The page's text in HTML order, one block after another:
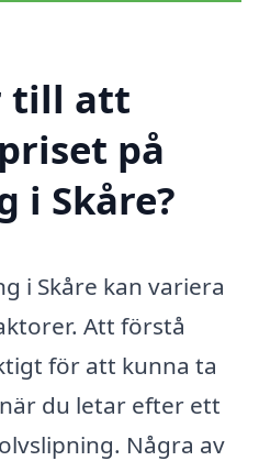
till att
på
i Skåre?
i Skåre kan variera
Att förstå
för att kunna ta
du letar efter ett
Några av